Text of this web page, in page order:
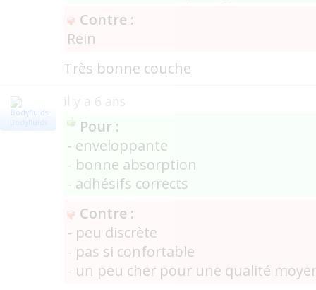
Contre :
Rein
Très bonne couche
Bodyfluids
il y a 6 ans
Pour :
- enveloppante
- bonne absorption
- adhésifs corrects
Contre :
- peu discrète
- pas si confortable
- un peu cher pour une qualité